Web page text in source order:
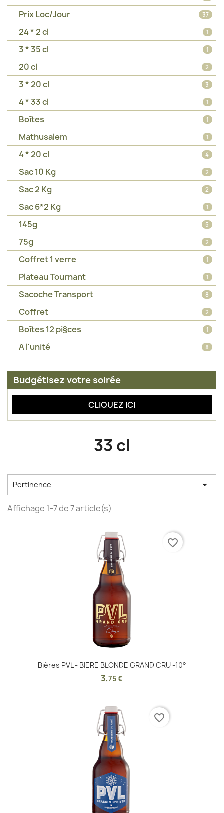
Prix Loc/Jour 37
24 * 2 cl 1
3 * 35 cl 1
20 cl 2
3 * 20 cl 3
4 * 33 cl 1
Boîtes 1
Mathusalem 1
4 * 20 cl 4
Sac 10 Kg 2
Sac 2 Kg 2
Sac 6*2 Kg 1
145g 5
75g 2
Coffret 1 verre 1
Plateau Tournant 1
Sacoche Transport 8
Coffret 2
Boîtes 12 pi§ces 1
A l'unité 8
Budgétisez votre soirée
CLIQUEZ ICI
33 cl
Pertinence 
Affichage 1-7 de 7 article(s)
Bières PVL - BIERE BLONDE GRAND CRU -10°
3,75 €
favorite_border
favorite_border